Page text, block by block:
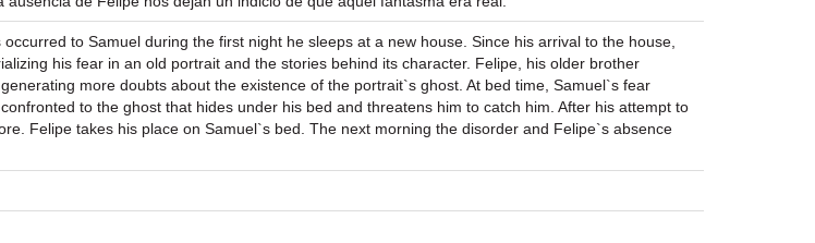
to Samuel during the first night he sleeps at a new house. Since his arrival to the house,
his fear in an old portrait and the stories behind its character. Felipe, his older brother
more doubts about the existence of the portrait`s ghost. At bed time, Samuel`s fear
to the ghost that hides under his bed and threatens him to catch him. After his attempt to
Felipe takes his place on Samuel`s bed. The next morning the disorder and Felipe`s absence